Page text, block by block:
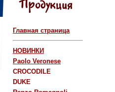
Главная страница
НОВИНКИ
Paolo Veronese
CROCODILE
DUKE